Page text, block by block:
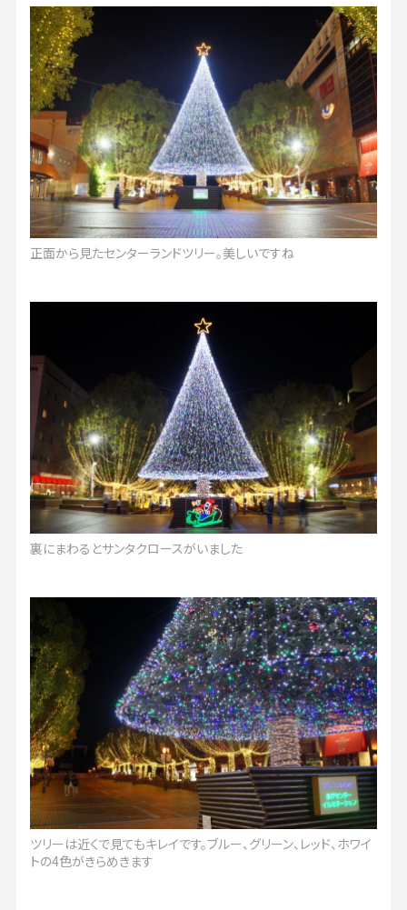
正面から見たセンターランドツリー。美しいですね
裏にまわるとサンタクロースがいました
ツリーは近くで見てもキレイです。ブルー、グリーン、レッド、ホワイ
トの4色がきらめきます